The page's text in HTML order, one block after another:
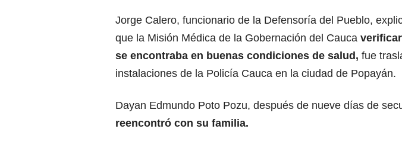
Jorge Calero, funcionario de la Defensoría del Pueblo,
que la Misión Médica de la Gobernación del Cauca
se encontraba en buenas condiciones de salud, fue
instalaciones de la Policía Cauca en la ciudad de Popayán.
Dayan Edmundo Poto Pozu, después de nueve días de
reencontró con su familia.